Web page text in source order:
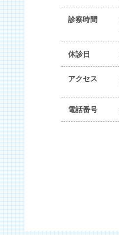
診察時間
休診日
アクセス
電話番号